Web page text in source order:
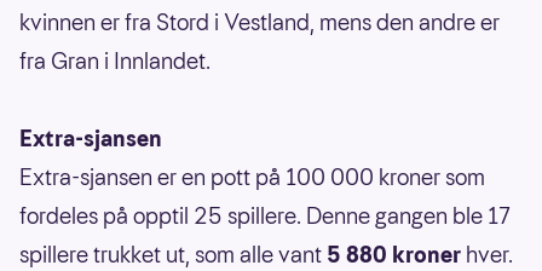
kvinnen er fra Stord i Vestland, mens den andre er
fra Gran i Innlandet.
Extra-sjansen
Extra-sjansen er en pott på 100 000 kroner som
fordeles på opptil 25 spillere. Denne gangen ble 17
spillere trukket ut, som alle vant 5 880 kroner hver.